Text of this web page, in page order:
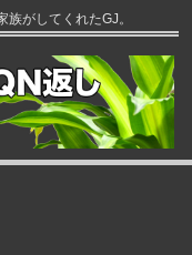
がしてくれたGJ。